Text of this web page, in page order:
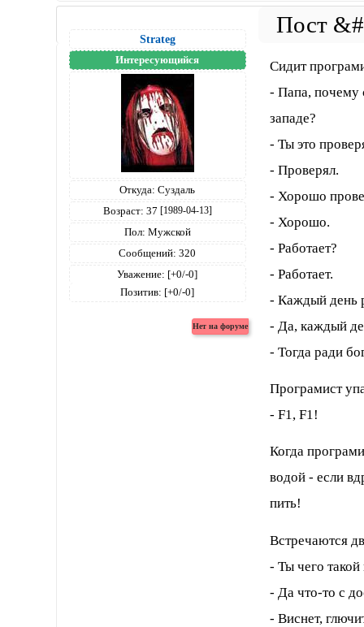
Strateg
Интересующийся
Откуда: Суздаль
Возраст: 37 [1989-04-13]
Пол: Мужской
Сообщений: 320
Уважение: [+0/-0]
Позитив: [+0/-0]
Сидит
- Папа, почему
западе?
- Ты это
- Проверял.
- Хорошо
- Хорошо.
- Работает?
- Работает.
- Каждый день
- Да, каждый
- Тогда ради
Програмист
- F1, F1!
Когда
водой - если
пить!
Встречаются
- Ты чего
- Да что-то с
- Виснет,